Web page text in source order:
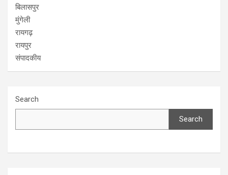
बिलासपुर
मुंगेली
रायगढ़
रायपुर
संपादकीय
Search
Search